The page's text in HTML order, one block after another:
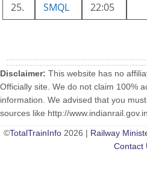
25.
SMQL 22:05
Disclaimer: This website has no
Officially site. We do not claim 100%
information. We advised that you
sources like http://
©TotalTrainInfo 2026 | Railway
Contact